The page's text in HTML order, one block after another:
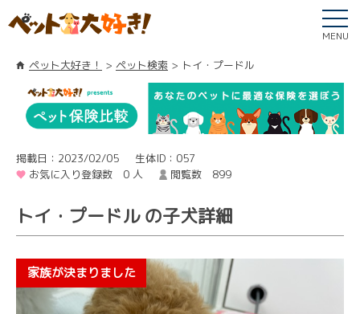
MENU
ペット大好き！ ペット検索 トイ・プードル
掲載日：2023/02/05
生体ID：057
お気に入り登録数 0 人
閲覧数 899
トイ・プードル の子犬詳細